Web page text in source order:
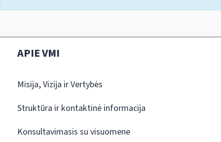
APIE VMI
Misija, Vizija ir Vertybės
Struktūra ir kontaktinė informacija
Konsultavimasis su visuomene